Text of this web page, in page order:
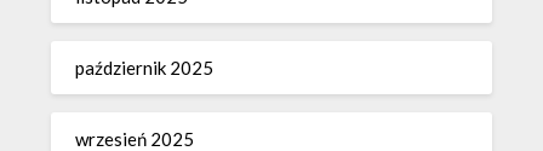
październik 2025
wrzesień 2025